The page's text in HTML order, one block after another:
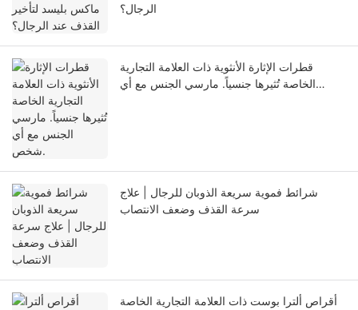
الرجال؟
قطرات الإثارة الأنثوية ذات العلامة التجارية
الخاصة تُثيرها جنسياً. مارسي الجنس مع أي
شرائط فموية سريعة الذوبان للرجال | علاج
سرعة القذف وضعف الانتصاب
أقراص ألترا بوست ذات العلامة التجارية الخاصة